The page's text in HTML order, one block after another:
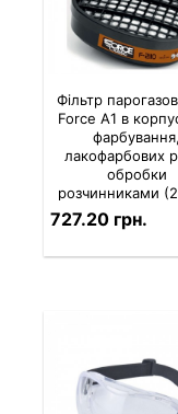
Фільтр
Force A1 в
фарбування,
лакофарбових
обробки
розчинниками
комплекті)
727.20 грн.